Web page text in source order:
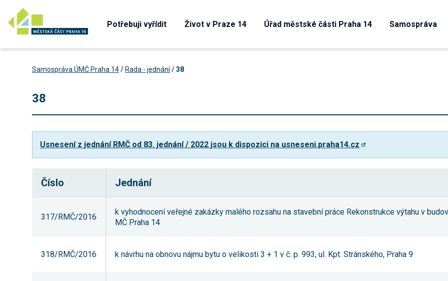
Potřebuji vyřídit Život v Praze 14 Úřad městské části Praha 14 Samospráva
Samospráva ÚMČ Praha 14/ Rada - jednání/38
38
Usnesení z jednání RMČ od 83. jednání / 2022 jsou k dispozici na usneseni.praha14.cz
Číslo Jednání
317/RMČ/2016
k vyhodnocení veřejné zakázky malého rozsahu na stavební práce Rekonstrukce výtahu v
MČ Praha 14
318/RMČ/2016 k návrhu na obnovu nájmu bytu o velikosti 3 + 1 v č. p. 993, ul. Kpt. Stránského, Praha 9
Technické
webu a všech